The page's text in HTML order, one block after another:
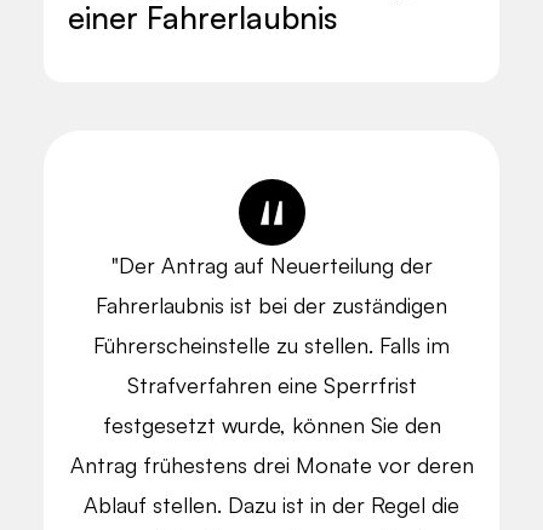
einer Fahrerlaubnis
"Der Antrag auf Neuerteilung der
Fahrerlaubnis ist bei der zuständigen
Führerscheinstelle zu stellen. Falls im
Strafverfahren eine Sperrfrist
festgesetzt wurde, können Sie den
Antrag frühestens drei Monate vor deren
Ablauf stellen. Dazu ist in der Regel die